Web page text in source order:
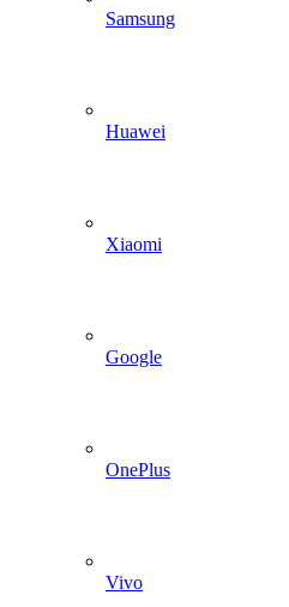
Samsung
Huawei
Xiaomi
Google
OnePlus
Vivo